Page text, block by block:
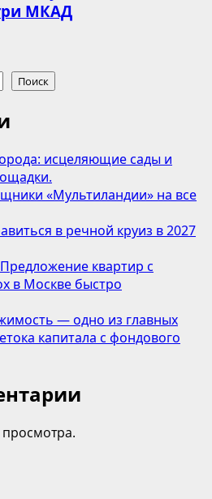
МКАД
Поиск
исцеляющие сады и
«Мультиландии» на все
в речной круиз в 2027
квартир с
в Москве быстро
— одно из главных
капитала с фондового